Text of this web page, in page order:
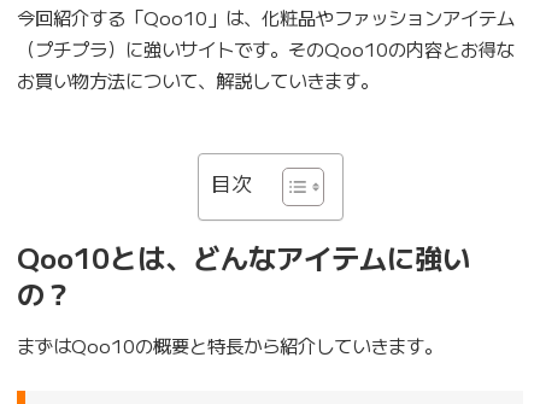
今回紹介する「Qoo10」は、化粧品やファッションアイテム
（プチプラ）に強いサイトです。そのQoo10の内容とお得な
お買い物方法について、解説していきます。
目次
Qoo10とは、どんなアイテムに強い
の？
まずはQoo10の概要と特長から紹介していきます。